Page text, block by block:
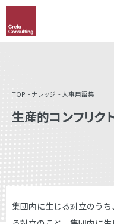
「&」などの記号を含むキーワードで検索した
その場合は記号に続いて半角スペースを挿入し
TOP ナレッジ 人事用語集
生産的コンフリク
集団内に生じる対立のう